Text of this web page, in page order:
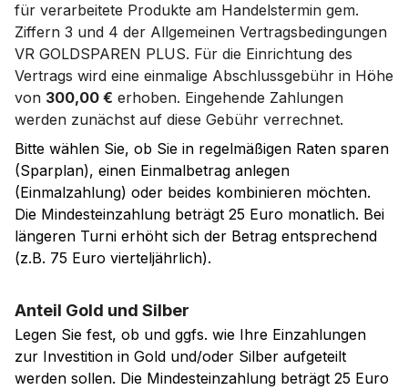
für verarbeitete Produkte am Handelstermin gem.
Ziffern 3 und 4 der Allgemeinen Vertragsbedingungen
VR GOLDSPAREN PLUS. Für die Einrichtung des
Vertrags wird eine einmalige Abschlussgebühr in Höhe
von 300,00 € erhoben. Eingehende Zahlungen
werden zunächst auf diese Gebühr verrechnet.
Bitte wählen Sie, ob Sie in regelmäßigen Raten sparen
(Sparplan), einen Einmalbetrag anlegen
(Einmalzahlung) oder beides kombinieren möchten.
Die Mindesteinzahlung beträgt 25 Euro monatlich. Bei
längeren Turni erhöht sich der Betrag entsprechend
(z.B. 75 Euro vierteljährlich).
Anteil Gold und Silber
Legen Sie fest, ob und ggfs. wie Ihre Einzahlungen
zur Investition in Gold und/oder Silber aufgeteilt
werden sollen. Die Mindesteinzahlung beträgt 25 Euro